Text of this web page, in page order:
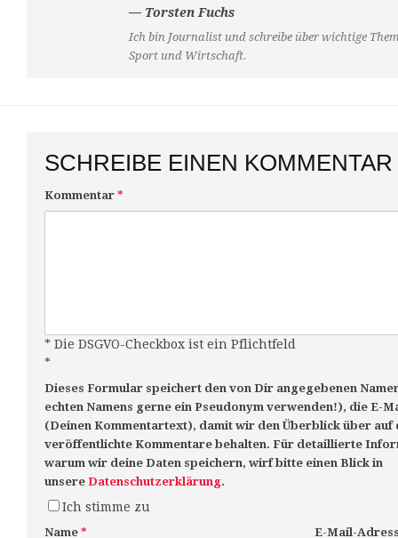
— Torsten Fuchs
Ich bin Journalist und schreibe über wichtige
Sport und Wirtschaft.
SCHREIBE EINEN KOMMENTAR
Kommentar *
* Die DSGVO-Checkbox ist ein Pflichtfeld
*
Dieses Formular speichert den von Dir angegebenen
echten Namens gerne ein Pseudonym verwenden!), die E-
(Deinen Kommentartext), damit wir den Überblick über auf
veröffentlichte Kommentare behalten. Für detaillierte
warum wir deine Daten speichern, wirf bitte einen Blick in
unsere Datenschutzerklärung.
Ich stimme zu
Name * E-Mail-